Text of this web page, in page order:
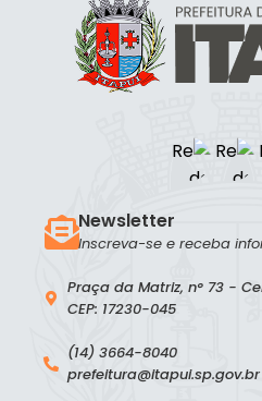
Praça da Matriz, n° 73 -
CEP: 17230-045
(14) 3664-8040
prefeitura@itapui.sp.gov.br
Newsletter
Inscreva-se e receba